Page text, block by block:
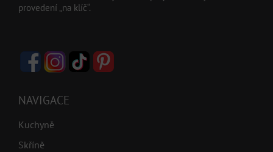
provedení „na klíč“.
NAVIGACE
Kuchyně
Skříně